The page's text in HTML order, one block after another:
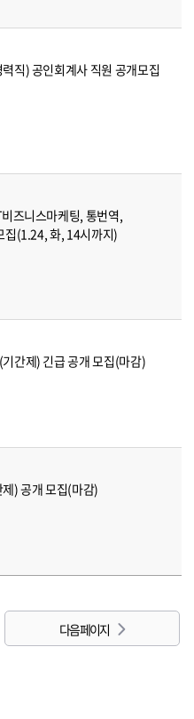
직) 공인회계사 직원 공개모집
즈니스마케팅, 통번역,
집(1.24, 화, 14시까지)
간제) 긴급 공개 모집(마감)
) 공개 모집(마감)
다음 페이지